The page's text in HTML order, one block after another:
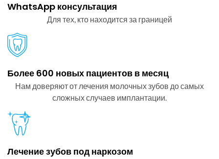
WhatsApp консультация
Для тех, кто находится за границей
Более 600 новых пациентов в месяц
Нам доверяют от лечения молочных зубов до самых
сложных случаев имплантации.
Лечение зубов под наркозом